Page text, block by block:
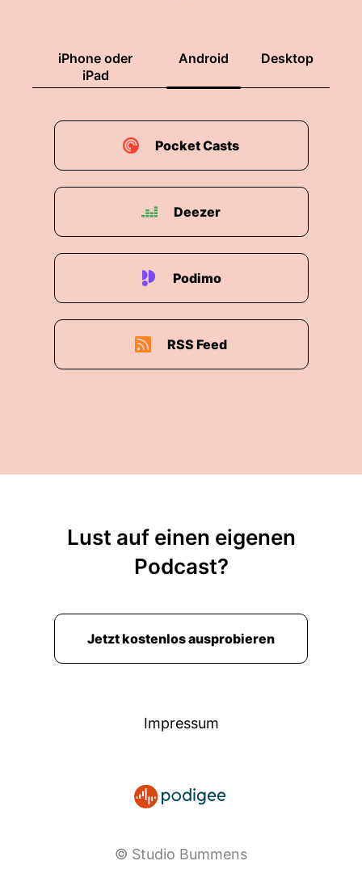
iPhone oder
iPad
Android Desktop
Pocket Casts
Deezer
Podimo
RSS Feed
Lust auf einen eigenen
Podcast?
Jetzt kostenlos ausprobieren
Impressum
© Studio Bummens